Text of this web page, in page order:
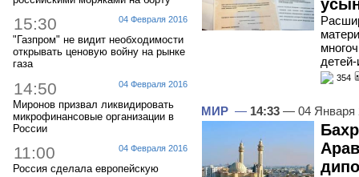
04 Февраля 2016
15:30
"Газпром" не видит необходимости
открывать ценовую войну на рынке
газа
04 Февраля 2016
14:50
Миронов призвал ликвидировать
микрофинансовые организации в
России
04 Февраля 2016
11:00
Россия сделала европейскую
354
МИР — 14:33 — 04 Января